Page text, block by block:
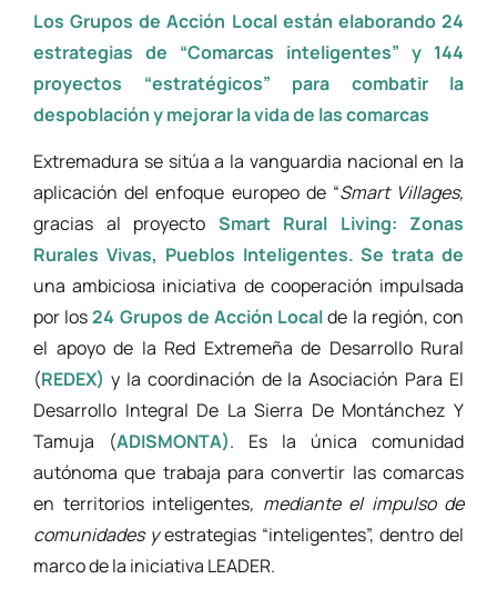
Los Grupos de Acción Local están elaborando 24
estrategias de “Comarcas inteligentes” y 144
proyectos “estratégicos” para combatir la
despoblación y mejorar la vida de las comarcas
Extremadura se sitúa a la vanguardia nacional en la
aplicación del enfoque europeo de “Smart Villages,
gracias al proyecto Smart Rural Living: Zonas
Rurales Vivas, Pueblos Inteligentes. Se trata de
una ambiciosa iniciativa de cooperación impulsada
por los24 Grupos de Acción Localde la región, con
el apoyo de la Red Extremeña de Desarrollo Rural
(REDEX) y la coordinación de la Asociación Para El
Desarrollo Integral De La Sierra De Montánchez Y
Tamuja (ADISMONTA). Es la única comunidad
autónoma que trabaja para convertir las comarcas
en territorios inteligentes, mediante el impulso de
comunidades yestrategias “inteligentes”, dentro del
marco de la iniciativa LEADER.